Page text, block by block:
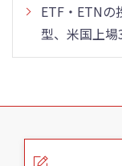
ETF・ETNの
型、米国上
こ